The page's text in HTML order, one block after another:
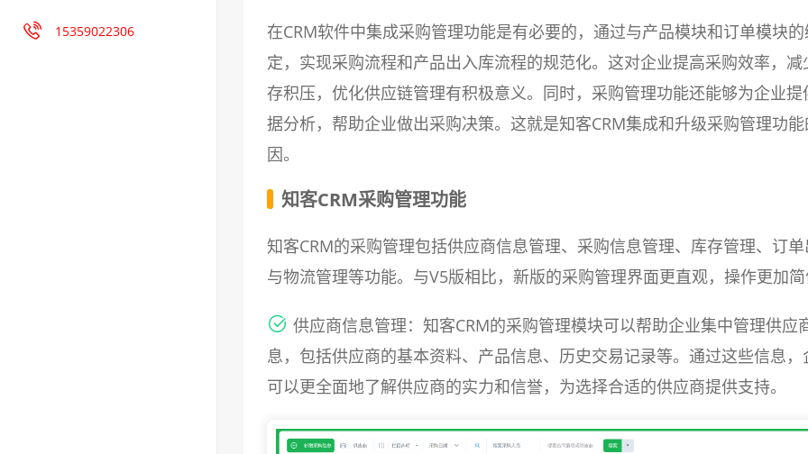
15359022306
在CRM软件中集成采购管理功能是有必要的，通过与产品模块和订单模块
定，实现采购流程和产品出入库流程的规范化。这对企业提高采购效率，减
存积压，优化供应链管理有积极意义。同时，采购管理功能还能够为企业提
据分析，帮助企业做出采购决策。这就是知客CRM集成和升级采购管理功能
因。
知客CRM采购管理功能
知客CRM的采购管理包括供应商信息管理、采购信息管理、库存管理、订
与物流管理等功能。与V5版相比，新版的采购管理界面更直观，操作更加简
供应商信息管理：知客CRM的采购管理模块可以帮助企业集中管理供应
息，包括供应商的基本资料、产品信息、历史交易记录等。通过这些信息，
可以更全面地了解供应商的实力和信誉，为选择合适的供应商提供支持。